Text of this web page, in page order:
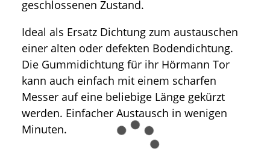
geschlossenen Zustand.
Ideal als Ersatz Dichtung zum austauschen
einer alten oder defekten Bodendichtung.
Die Gummidichtung für ihr Hörmann Tor
kann auch einfach mit einem scharfen
Messer auf eine beliebige Länge gekürzt
werden. Einfacher Austausch in wenigen
Minuten.